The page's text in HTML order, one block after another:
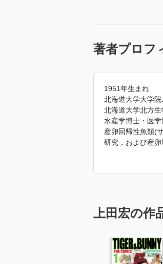
著者プロフ
1951年生まれ
北海道大学大学
北海道大学北方
水産学博士・医学
産卵回帰性魚類(
研究，および産
の環境を保全す
C Press, 2013)な
序章・第5章執筆
「2015年 『三
上田宏の作